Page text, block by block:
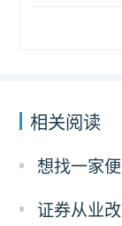
相关阅读